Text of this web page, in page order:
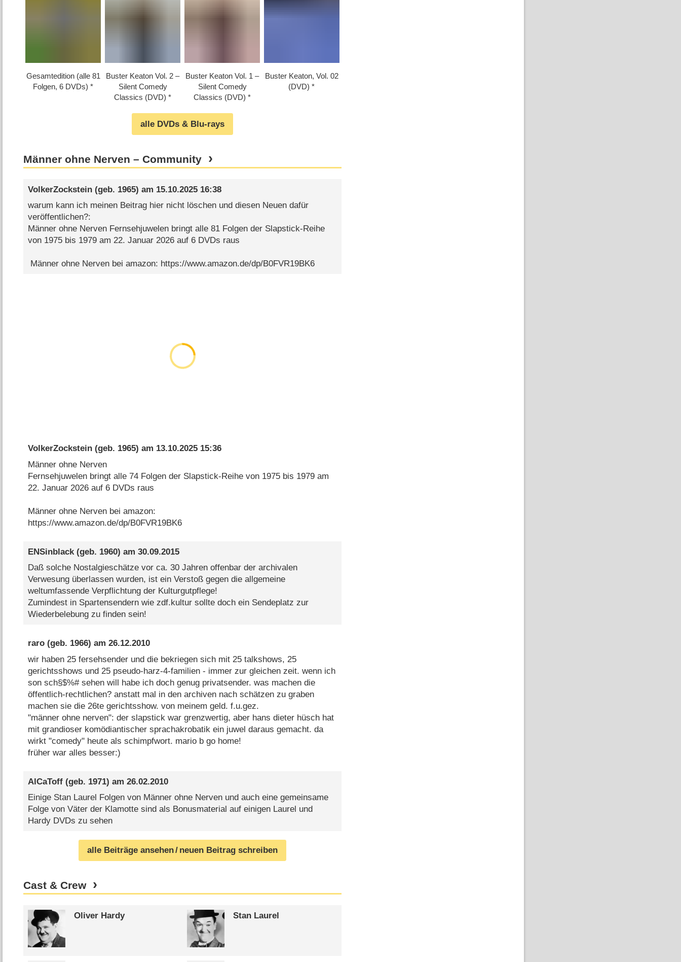
Gesamtedition (alle 81
Folgen, 6 DVDs)
Buster Keaton Vol. 2 –
Silent Comedy
Classics (DVD)
Buster Keaton Vol. 1 –
Silent Comedy
Classics (DVD)
Buster Keaton, Vol. 02
(DVD)
alle DVDs & Blu-rays
Männer ohne Nerven – Community
VolkerZockstein(geb. 1965) am 15.10.2025 16:38
warum kann ich meinen Beitrag hier nicht löschen und diesen Neuen dafür
veröffentlichen?:
Männer ohne Nerven Fernsehjuwelen bringt alle 81 Folgen der Slapstick-Reihe
von 1975 bis 1979 am 22. Januar 2026 auf 6 DVDs raus
Männer ohne Nerven bei amazon: https://www.amazon.de/dp/B0FVR19BK6
VolkerZockstein(geb. 1965) am 13.10.2025 15:36
Männer ohne Nerven
Fernsehjuwelen bringt alle 74 Folgen der Slapstick-Reihe von 1975 bis 1979 am
22. Januar 2026 auf 6 DVDs raus
Männer ohne Nerven bei amazon:
https://www.amazon.de/dp/B0FVR19BK6
ENSinblack(geb. 1960) am 30.09.2015
Daß solche Nostalgieschätze vor ca. 30 Jahren offenbar der archivalen
Verwesung überlassen wurden, ist ein Verstoß gegen die allgemeine
weltumfassende Verpflichtung der Kulturgutpflege!
Zumindest in Spartensendern wie zdf.kultur sollte doch ein Sendeplatz zur
Wiederbelebung zu finden sein!
raro(geb. 1966) am 26.12.2010
wir haben 25 fersehsender und die bekriegen sich mit 25 talkshows, 25
gerichtsshows und 25 pseudo-harz-4-familien - immer zur gleichen zeit. wenn ich
son sch§$%# sehen will habe ich doch genug privatsender. was machen die
öffentlich-rechtlichen? anstatt mal in den archiven nach schätzen zu graben
machen sie die 26te gerichtsshow. von meinem geld. f.u.gez.
"männer ohne nerven": der slapstick war grenzwertig, aber hans dieter hüsch hat
mit grandioser komödiantischer sprachakrobatik ein juwel daraus gemacht. da
wirkt "comedy" heute als schimpfwort. mario b go home!
früher war alles besser:)
AlCaToff(geb. 1971) am 26.02.2010
Einige Stan Laurel Folgen von Männer ohne Nerven und auch eine gemeinsame
Folge von Väter der Klamotte sind als Bonusmaterial auf einigen Laurel und
Hardy DVDs zu sehen
alle Beiträge ansehen/ neuen Beitrag schreiben
Cast & Crew
Oliver Hardy Stan Laurel